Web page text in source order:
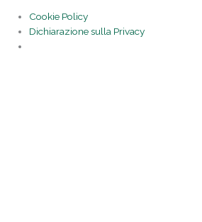
Cookie Policy
Dichiarazione sulla Privacy